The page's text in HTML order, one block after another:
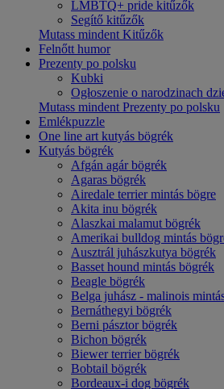
LMBTQ+ pride kitűzők
Segítő kitűzők
Mutass mindent Kitűzők
Felnőtt humor
Prezenty po polsku
Kubki
Ogłoszenie o narodzinach
Mutass mindent Prezenty po polsku
Emlékpuzzle
One line art kutyás bögrék
Kutyás bögrék
Afgán agár bögrék
Agaras bögrék
Airedale terrier mintás bögre
Akita inu bögrék
Alaszkai malamut bögrék
Amerikai bulldog mintás
Ausztrál juhászkutya bögrék
Basset hound mintás bögrék
Beagle bögrék
Belga juhász - malinois
Bernáthegyi bögrék
Berni pásztor bögrék
Bichon bögrék
Biewer terrier bögrék
Bobtail bögrék
Bordeaux-i dog bögrék